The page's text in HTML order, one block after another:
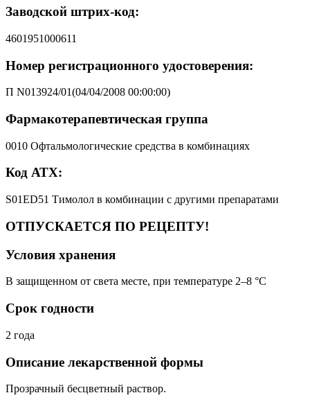
Заводской штрих-код:
4601951000611
Номер регистрационного удостоверения:
П N013924/01(04/04/2008 00:00:00)
Фармакотерапевтическая группа
0010 Офтальмологические средства в комбинациях
Код АТХ:
S01ED51 Тимолол в комбинации с другими препаратами
ОТПУСКАЕТСЯ ПО РЕЦЕПТУ!
Условия хранения
В защищенном от света месте, при температуре 2–8 °C
Срок годности
2 года
Описание лекарственной формы
Прозрачный бесцветный раствор.